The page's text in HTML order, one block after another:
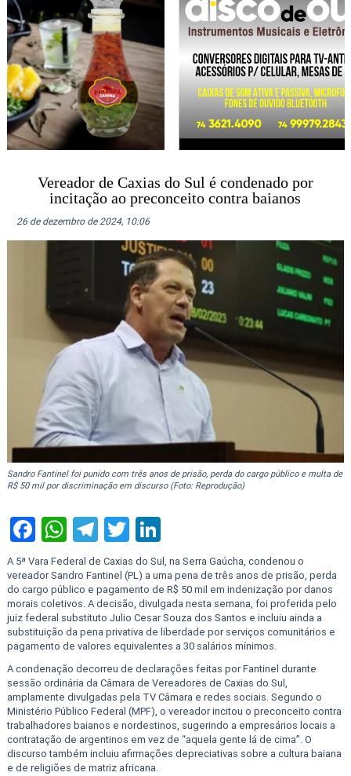
Vereador de Caxias do Sul é condenado por
incitação ao preconceito contra baianos
26 de dezembro de 2024, 10:06
Sandro Fantinel foi punido com três anos de prisão, perda do cargo público e multa de
R$ 50 mil por discriminação em discurso (Foto: Reprodução)
Facebook
WhatsApp
Telegram
Twitter
LinkedIn
A 5ª Vara Federal de Caxias do Sul, na Serra Gaúcha, condenou o
vereador Sandro Fantinel (PL) a uma pena de três anos de prisão, perda
do cargo público e pagamento de R$ 50 mil em indenização por danos
morais coletivos. A decisão, divulgada nesta semana, foi proferida pelo
juiz federal substituto Julio Cesar Souza dos Santos e incluiu ainda a
substituição da pena privativa de liberdade por serviços comunitários e
pagamento de valores equivalentes a 30 salários mínimos.
A condenação decorreu de declarações feitas por Fantinel durante
sessão ordinária da Câmara de Vereadores de Caxias do Sul,
amplamente divulgadas pela TV Câmara e redes sociais. Segundo o
Ministério Público Federal (MPF), o vereador incitou o preconceito contra
trabalhadores baianos e nordestinos, sugerindo a empresários locais a
contratação de argentinos em vez de “aquela gente lá de cima”. O
discurso também incluiu afirmações depreciativas sobre a cultura baiana
e de religiões de matriz africana.